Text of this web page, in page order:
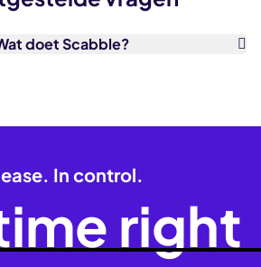
doet Scabble?
In control.
right